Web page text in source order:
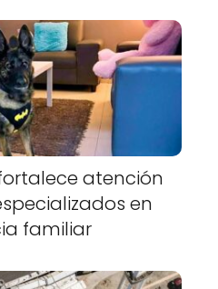
atención
en
familiar